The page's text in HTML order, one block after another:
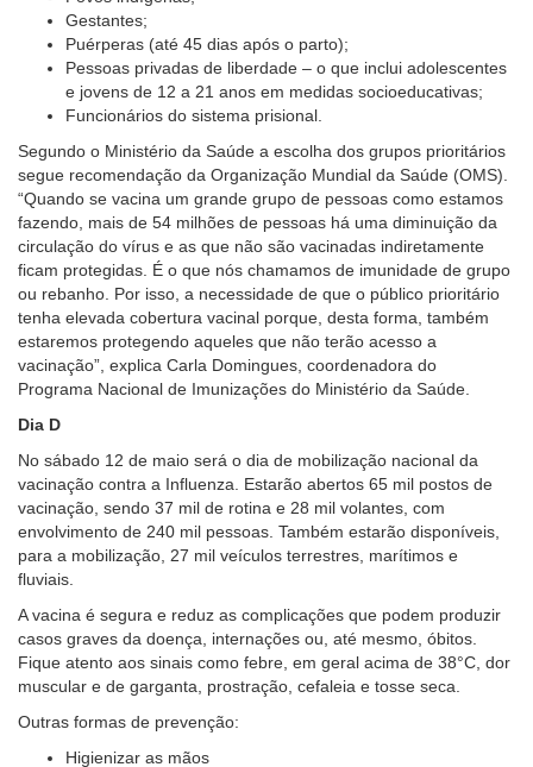
Gestantes;
Puérperas (até 45 dias após o parto);
Pessoas privadas de liberdade – o que inclui adolescentes
e jovens de 12 a 21 anos em medidas socioeducativas;
Funcionários do sistema prisional.
Segundo o Ministério da Saúde a escolha dos grupos prioritários
segue recomendação da Organização Mundial da Saúde (OMS).
“Quando se vacina um grande grupo de pessoas como estamos
fazendo, mais de 54 milhões de pessoas há uma diminuição da
circulação do vírus e as que não são vacinadas indiretamente
ficam protegidas. É o que nós chamamos de imunidade de grupo
ou rebanho. Por isso, a necessidade de que o público prioritário
tenha elevada cobertura vacinal porque, desta forma, também
estaremos protegendo aqueles que não terão acesso a
vacinação”, explica Carla Domingues, coordenadora do
Programa Nacional de Imunizações do Ministério da Saúde.
Dia D
No sábado 12 de maio será o dia de mobilização nacional da
vacinação contra a Influenza. Estarão abertos 65 mil postos de
vacinação, sendo 37 mil de rotina e 28 mil volantes, com
envolvimento de 240 mil pessoas. Também estarão disponíveis,
para a mobilização, 27 mil veículos terrestres, marítimos e
fluviais.
A vacina é segura e reduz as complicações que podem produzir
casos graves da doença, internações ou, até mesmo, óbitos.
Fique atento aos sinais como febre, em geral acima de 38°C, dor
muscular e de garganta, prostração, cefaleia e tosse seca.
Outras formas de prevenção:
Higienizar as mãos